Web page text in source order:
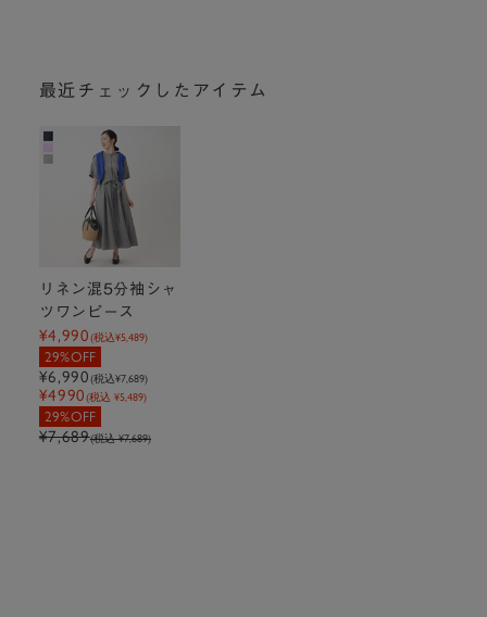
最近チェックしたアイテム
リネン混5分袖シャ
ツワンピース
¥4,990(税込¥5,489)
29%OFF
¥6,990(税込¥7,689)
¥4990(税込 ¥5,489)
29%OFF
¥7,689(税込 ¥7,689)